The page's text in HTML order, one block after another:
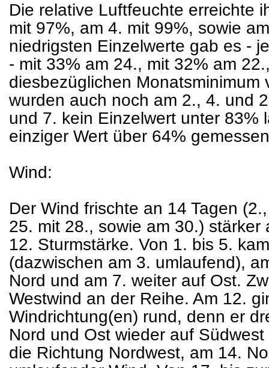
Die relative Luftfeuchte erreichte
mit 97%, am 4. mit 99%, sowie
niedrigsten Einzelwerte gab es -
- mit 33% am 24., mit 32% am
diesbezüglichen Monatsminimum
wurden auch noch am 2., 4. und
und 7. kein Einzelwert unter 83%
einziger Wert über 64%
Wind:
Der Wind frischte an 14 Tagen
25. mit 28., sowie am 30.)
12. Sturmstärke. Von 1. bis 5.
(dazwischen am 3. umlaufend),
Nord und am 7. weiter auf Ost.
Westwind an der Reihe. Am 12.
Windrichtung(en) rund, denn er
Nord und Ost wieder auf
die Richtung Nordwest, am 14.